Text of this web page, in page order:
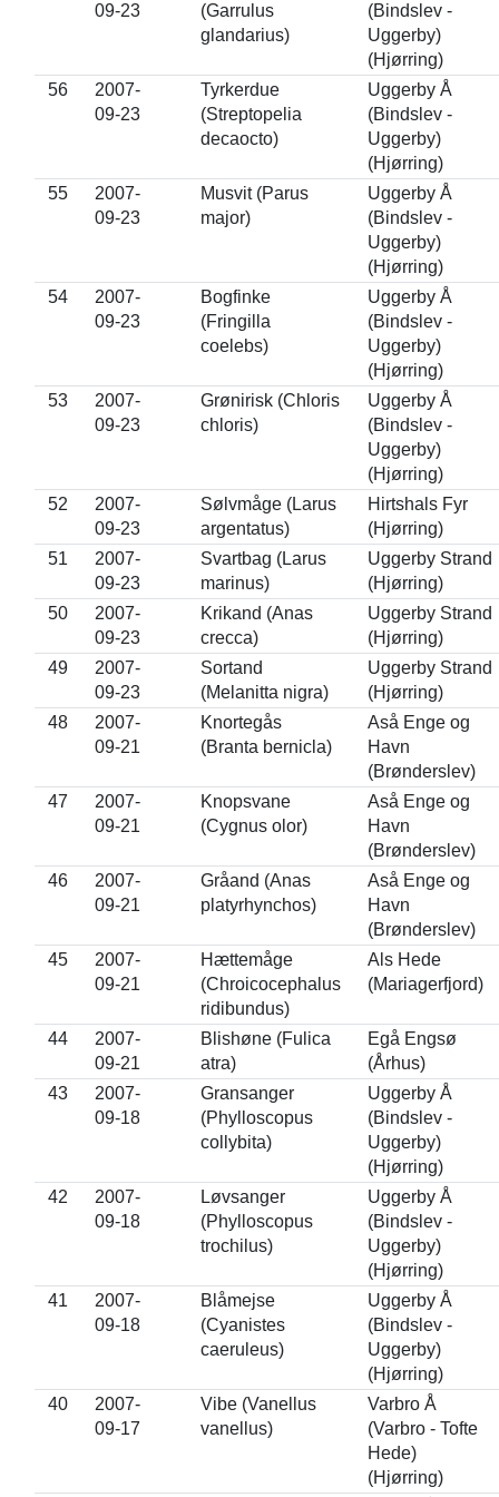
09-23
(Garrulus
glandarius)
(Bindslev -
Uggerby)
(Hjørring)
56
2007-
09-23
Tyrkerdue
(Streptopelia
decaocto)
Uggerby Å
(Bindslev -
Uggerby)
(Hjørring)
55
2007-
09-23
Musvit (Parus
major)
Uggerby Å
(Bindslev -
Uggerby)
(Hjørring)
54
2007-
09-23
Bogfinke
(Fringilla
coelebs)
Uggerby Å
(Bindslev -
Uggerby)
(Hjørring)
53
2007-
09-23
Grønirisk (Chloris
chloris)
Uggerby Å
(Bindslev -
Uggerby)
(Hjørring)
52
2007-
09-23
Sølvmåge (Larus
argentatus)
Hirtshals Fyr
(Hjørring)
51
2007-
09-23
Svartbag (Larus
marinus)
Uggerby Strand
(Hjørring)
50
2007-
09-23
Krikand (Anas
crecca)
Uggerby Strand
(Hjørring)
49
2007-
09-23
Sortand
(Melanitta nigra)
Uggerby Strand
(Hjørring)
48
2007-
09-21
Knortegås
(Branta bernicla)
Aså Enge og
Havn
(Brønderslev)
47
2007-
09-21
Knopsvane
(Cygnus olor)
Aså Enge og
Havn
(Brønderslev)
46
2007-
09-21
Gråand (Anas
platyrhynchos)
Aså Enge og
Havn
(Brønderslev)
45
2007-
09-21
Hættemåge
(Chroicocephalus
ridibundus)
Als Hede
(Mariagerfjord)
44
2007-
09-21
Blishøne (Fulica
atra)
Egå Engsø
(Århus)
43
2007-
09-18
Gransanger
(Phylloscopus
collybita)
Uggerby Å
(Bindslev -
Uggerby)
(Hjørring)
42
2007-
09-18
Løvsanger
(Phylloscopus
trochilus)
Uggerby Å
(Bindslev -
Uggerby)
(Hjørring)
41
2007-
09-18
Blåmejse
(Cyanistes
caeruleus)
Uggerby Å
(Bindslev -
Uggerby)
(Hjørring)
40
2007-
09-17
Vibe (Vanellus
vanellus)
Varbro Å
(Varbro - Tofte
Hede)
(Hjørring)